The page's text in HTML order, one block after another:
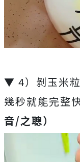
▼ 4）剝玉米
幾秒就能完整
音/之聰）